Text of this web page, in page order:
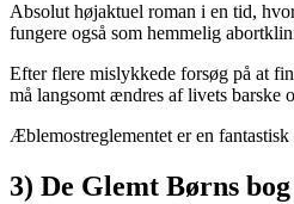
Absolut højaktuel roman i en tid,
fungere også som hemmelig
Efter flere mislykkede forsøg på at
må langsomt ændres af livets barske
Æblemostreglementet er en
3) De Glemt Børns bog